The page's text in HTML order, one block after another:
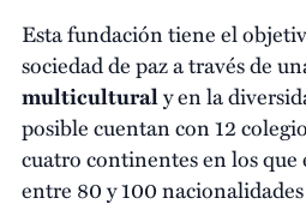
Esta fundación tiene el
sociedad de paz a través de
multiculturaly en la
posible cuentan con 12
cuatro continentes en los que
entre 80 y 100